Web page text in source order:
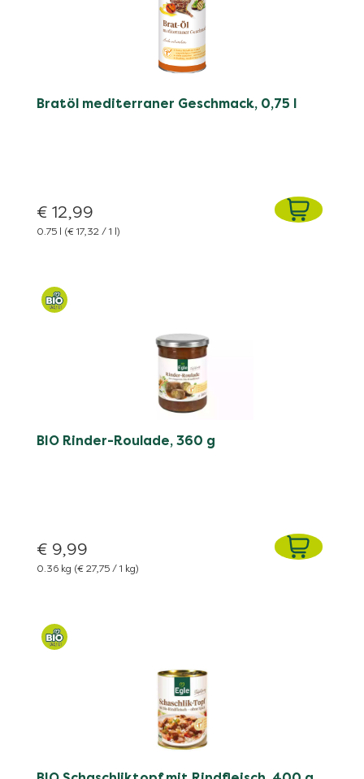
Bratöl mediterraner Geschmack, 0,75 l
€ 12,99
0.75 l (€ 17,32 / 1 l)
BIO Rinder-Roulade, 360 g
€ 9,99
0.36 kg (€ 27,75 / 1 kg)